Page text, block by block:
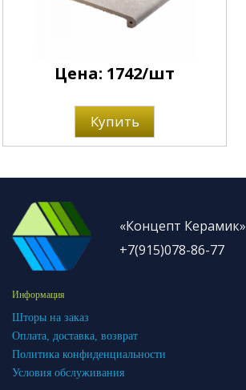
Цена: 1742/шт
Купить
«Концепт Керамик»
+7(915)078-86-77
Информация
Шторы на заказ
Оплата, доставка, возврат
Политика конфиденциальности
Условия обслуживания